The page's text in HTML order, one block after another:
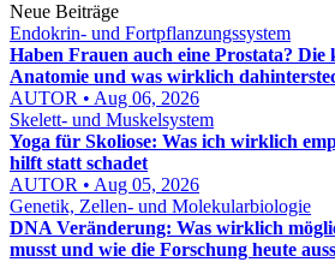
Neue Beiträge
Endokrin- und Fortpflanzungssystem
Haben Frauen auch eine Prostata?
Anatomie und was wirklich
AUTOR • Aug 06, 2026
Skelett- und Muskelsystem
Yoga für Skoliose: Was ich wirklich
hilft statt schadet
AUTOR • Aug 05, 2026
Genetik, Zellen- und Molekularbiologie
DNA Veränderung: Was wirklich
musst und wie die Forschung heute